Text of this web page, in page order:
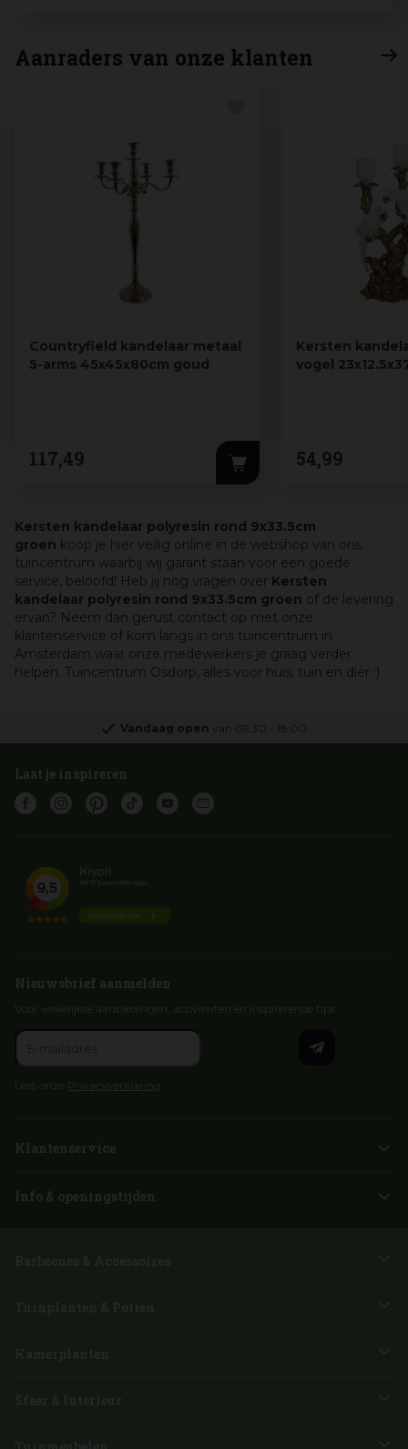
Aanraders van onze klanten
Countryfield kandelaar metaal
5-arms 45x45x80cm goud
117,49
Kersten
vogel
54,99
Kersten kandelaar polyresin rond 9x33.5cm
groen koop je hier veilig online in de webshop van ons
tuincentrum waarbij wij garant staan voor een goede
service, beloofd! Heb jij nog vragen over Kersten
kandelaar polyresin rond 9x33.5cm groen of de levering
ervan? Neem dan gerust contact op met onze
klantenservice of kom langs in ons tuincentrum in
Amsterdam waar onze medewerkers je graag verder
helpen. Tuincentrum Osdorp, alles voor huis, tuin en dier :)
Vandaag open van 09:30 18:00
Laat je inspireren
Nieuwsbrief aanmelden
Voor wekelijkse aanbiedingen, activiteiten en inspirerende tips
Lees onze Privacyverklaring
Klantenservice
Info & openingstijden